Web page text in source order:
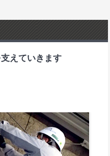
えていきます